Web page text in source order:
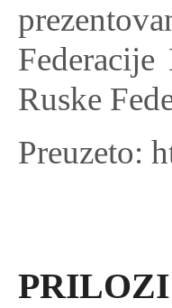
Ruske
Preuzeto:
PRILOZI